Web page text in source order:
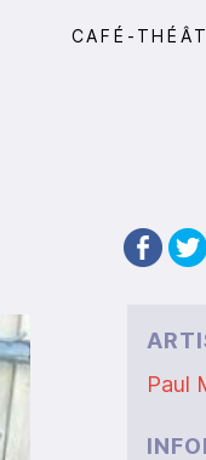
CAFÉ-
Paul